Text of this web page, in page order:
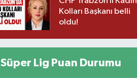
Kolları Başkanı belli
oldu!
Süper Lig Puan Durumu